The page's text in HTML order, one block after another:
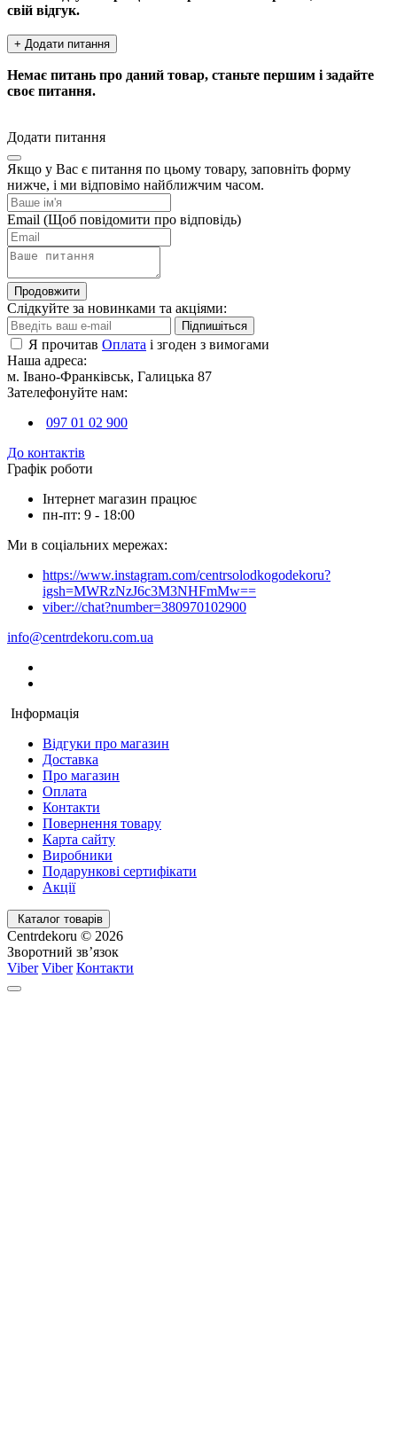
свій відгук.
+ Додати питання
Немає питань про даний товар, станьте першим і задайте
своє питання.
Додати питання
Якщо у Вас є питання по цьому товару, заповніть форму
нижче, і ми відповімо найближчим часом.
Email (Щоб повідомити про відповідь)
Продовжити
Слідкуйте за новинками та акціями:
Підпишіться
Я прочитав Оплата і згоден з вимогами
Наша адреса:
м. Івано-Франківськ, Галицька 87
Зателефонуйте нам:
097 01 02 900
До контактів
Графік роботи
Інтернет магазин працює
пн-пт: 9 - 18:00
Ми в соціальних мережах:
https://www.instagram.com/centrsolodkogodekoru?
igsh=MWRzNzJ6c3M3NHFmMw==
viber://chat?number=380970102900
info@centrdekoru.com.ua
Інформація
Відгуки про магазин
Доставка
Про магазин
Оплата
Контакти
Повернення товару
Карта сайту
Виробники
Подарункові сертифікати
Акції
Каталог товарів
Centrdekoru © 2026
Зворотний зв’язок
Viber Viber Контакти